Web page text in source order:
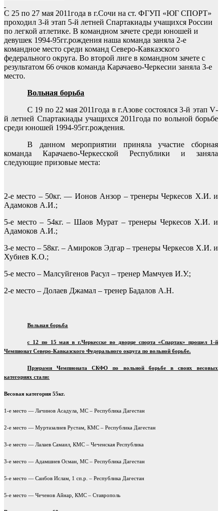
С 25 по 27 мая 2011года в г.Сочи на ст. ФГУП «ЮГ СПОРТ»
проходил 3-й этап 5-й летней Спартакиады учащихся России
по легкой атлетике. В командном зачете среди юношей и
девушек 1994-95гг.рождения наша команда заняла 2-е
командное место среди команд Северо-Кавказского
федерального округа. Во второй лиге в командном зачете с
результатом 66 очков команда Карачаево-Черкесии заняла 3-е
место.
Вольная борьба
С 19 по 22 мая 2011года в г.Азове состоялся 3-й этап V-
й летней Спартакиады учащихся 2011года по вольной борьбе
среди юношей 1994-95гг.рождения.
В данном мероприятии приняла участие сборная
команда Карачаево-Черкесской Республики и заняла
следующие призовые места:
2-е место – 50кг. — Ионов Анзор – тренеры Черкесов Х.И. и
Адамоков А.И.;
5-е место – 54кг. – Шаов Мурат – тренеры Черкесов Х.И. и
Адамоков А.И.;
3-е место – 58кг. – Амироков Эдгар – тренеры Черкесов Х.И. и
Хубиев К.О.;
5-е место – Малсуйгенов Расул – тренер Мамчуев И.У.;
2-е место – Долаев Джамал – тренер Бадалов А.Н.
Вольная борьба
с 12 по 15 мая в г.Черкесске во дворце спорта «Спартак» прошел 1-й
Чемпионат Северо-Кавказского Федерального округа по вольной борьбе.
Прзерами Чемпионата СКФО по вольной борьбе в своих весовых
категориях стали:
Весовая категория 55кг.
1-е место — Лачинов Асадула, МС – Республика Дагестан
2-е место — Муртазалиев Рустам, КМС – Республика Дагестан
3-е место — Лалаев Самаил, КМС – Чеченская Республика
3-е место — Адамшиев Осман, МС – Республика Дагестан
5-е место — Саибов Ислам, 1 сп.р. – Республика Дагестан
5-е место — Чеченов Айнар, КМС – Ставрополь